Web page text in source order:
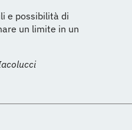
e possibilità di
un limite in un